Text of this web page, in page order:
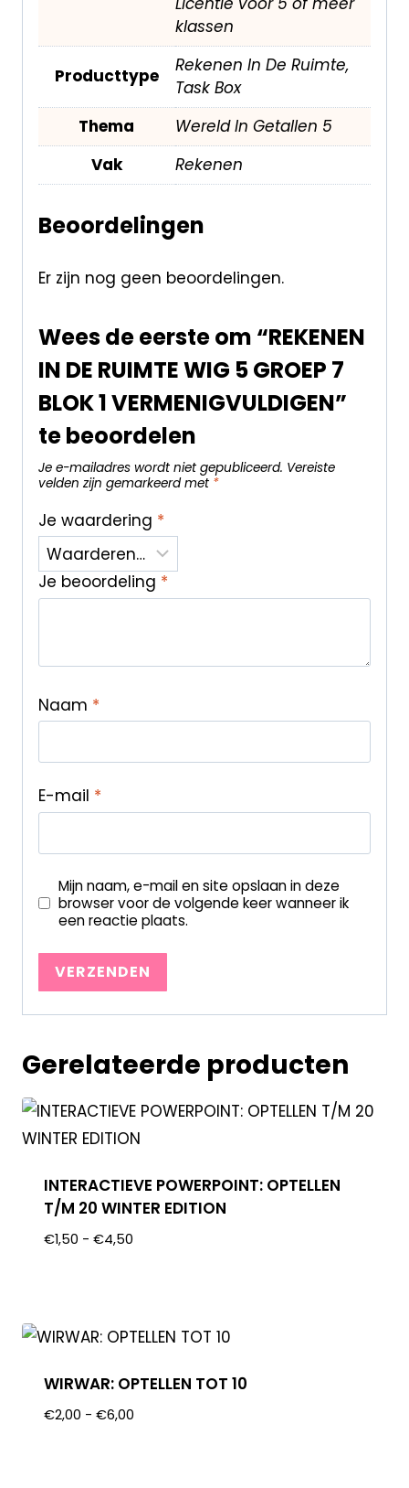
klassen
Producttype
Rekenen In De Ruimte,
Task Box
Thema
Wereld In Getallen 5
Vak
Rekenen
Beoordelingen
Er zijn nog geen beoordelingen.
Wees de eerste om “REKENEN
IN DE RUIMTE WIG 5 GROEP 7
BLOK 1 VERMENIGVULDIGEN”
te beoordelen
Je e-mailadres wordt niet gepubliceerd. Vereiste
velden zijn gemarkeerd met *
Je waardering *
Je beoordeling *
Naam *
E-mail *
Mijn naam, e-mail en site opslaan in deze
browser voor de volgende keer wanneer ik
een reactie plaats.
Gerelateerde producten
INTERACTIEVE POWERPOINT: OPTELLEN
T/M 20 WINTER EDITION
€1,50 - €4,50
WIRWAR: OPTELLEN TOT 10
€2,00 - €6,00